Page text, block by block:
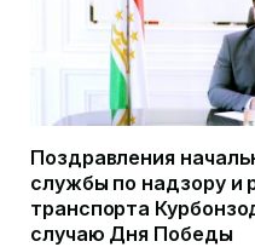
Поздравления
службы по надзору и
транспорта
случаю Дня Победы